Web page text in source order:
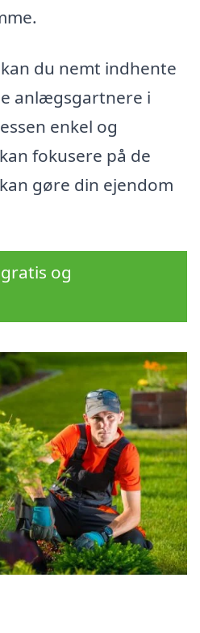
du nemt indhente
anlægsgartnere i
enkel og
fokusere på de
gøre din ejendom
og